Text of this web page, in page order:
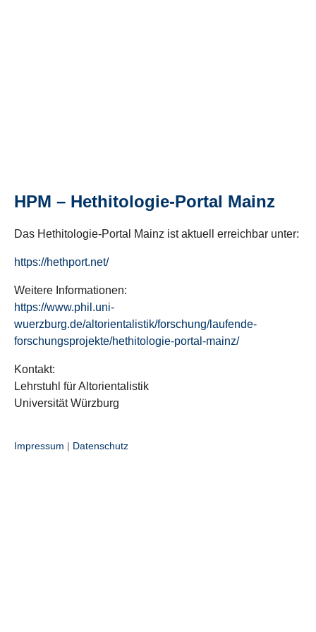
HPM – Hethitologie-Portal Mainz
Das Hethitologie-Portal Mainz ist aktuell erreichbar unter:
https://hethport.net/
Weitere Informationen:
https://www.phil.uni-
wuerzburg.de/altorientalistik/forschung/laufende-
forschungsprojekte/hethitologie-portal-mainz/
Kontakt:
Lehrstuhl für Altorientalistik
Universität Würzburg
Impressum | Datenschutz